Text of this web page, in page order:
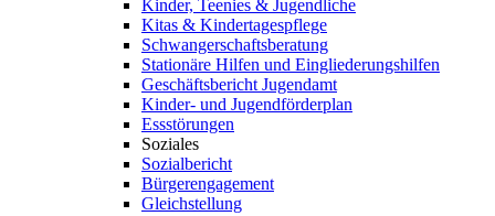
Kinder, Teenies & Jugendliche
Kitas & Kindertagespflege
Schwangerschaftsberatung
Stationäre Hilfen und Eingliederungshilfen
Geschäftsbericht Jugendamt
Kinder- und Jugendförderplan
Essstörungen
Soziales
Sozialbericht
Bürgerengagement
Gleichstellung